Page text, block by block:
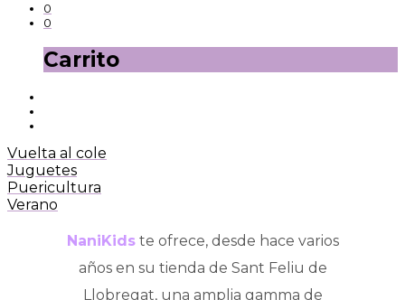
0
0
Carrito
Vuelta al cole
Juguetes
Puericultura
Verano
NaniKidste ofrece, desde hace varios
años en su tienda de Sant Feliu de
Llobregat, una amplia gamma de